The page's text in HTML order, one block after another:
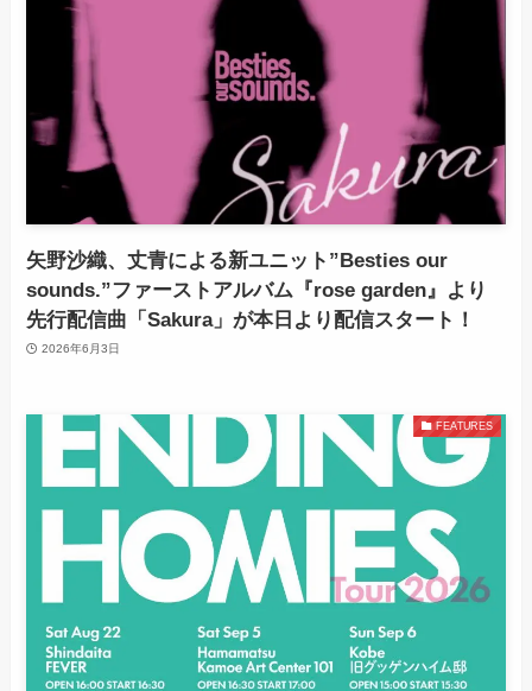
矢野沙織、丈青による新ユニット”Besties our
sounds.”ファーストアルバム『rose garden』より
先行配信曲「Sakura」が本日より配信スタート！
2026年6月3日
FEATURES